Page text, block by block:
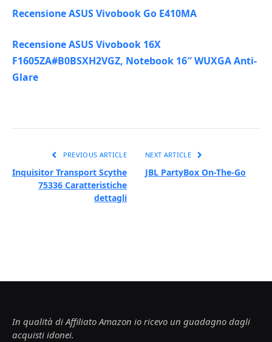
Recensione ASUS Vivobook Go E410MA
Recensione ASUS Vivobook 16X
F1605ZA#B0BSXH2VGZ, Notebook 16″ WUXGA Anti-
Glare
PREVIOUS ARTICLE
Inquisitor Transport Scythe
75336 Caratteristiche
dettagli
NEXT ARTICLE
JBL PartyBox On-The-Go
In qualità di Affiliato Amazon io ricevo un guadagno dagli
acquisti idonei.